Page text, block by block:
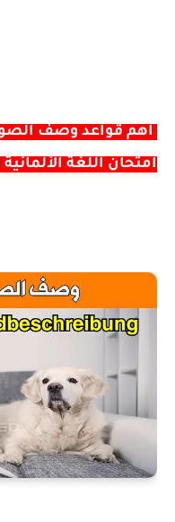
امتحان اللغة الألمانية B1